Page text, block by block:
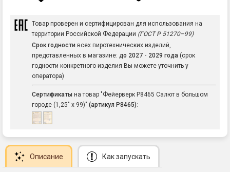
Товар проверен и сертифицирован для использования на
территории Российской Федерации (ГОСТ Р 51270–99)
Срок годности всех пиротехнических изделий,
представленных в магазине: до 2027 - 2029 года (срок
годности конкретного изделия Вы можете уточнить у
оператора)
Сертификаты на товар "Фейерверк Р8465 Салют в большом
городе (1,25" х 99)" (артикул Р8465):
Описание Как запускать